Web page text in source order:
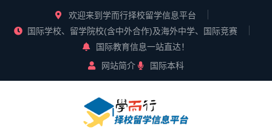
欢迎来到学而行择校留学信息平台
国际学校、留学院校(含中外合作)及海外中学、国际竞赛
国际教育信息一站直达！
网站简介
国际本科